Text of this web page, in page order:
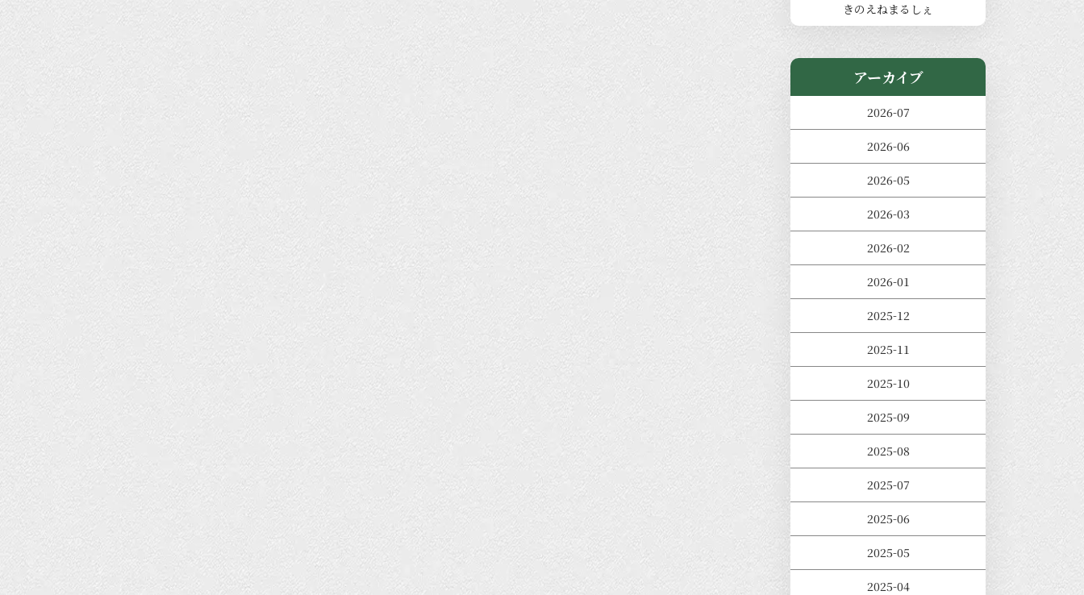
きのえねまるしぇ
アーカイブ
2026-07
2026-06
2026-05
2026-03
2026-02
2026-01
2025-12
2025-11
2025-10
2025-09
2025-08
2025-07
2025-06
2025-05
2025-04